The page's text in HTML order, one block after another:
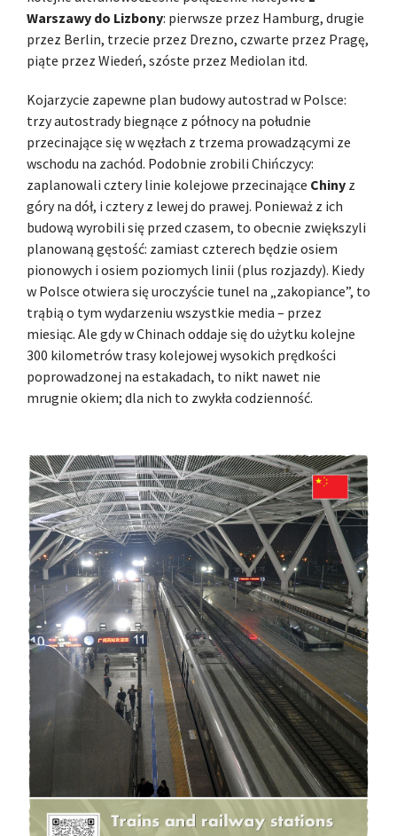
Warszawy do Lizbony: pierwsze przez Hamburg, drugie
przez Berlin, trzecie przez Drezno, czwarte przez Pragę,
piąte przez Wiedeń, szóste przez Mediolan itd.
Kojarzycie zapewne plan budowy autostrad w Polsce:
trzy autostrady biegnące z północy na południe
przecinające się w węzłach z trzema prowadzącymi ze
wschodu na zachód. Podobnie zrobili Chińczycy:
zaplanowali cztery linie kolejowe przecinające Chiny z
góry na dół, i cztery z lewej do prawej. Ponieważ z ich
budową wyrobili się przed czasem, to obecnie zwiększyli
planowaną gęstość: zamiast czterech będzie osiem
pionowych i osiem poziomych linii (plus rozjazdy). Kiedy
w Polsce otwiera się uroczyście tunel na „zakopiance”, to
trąbią o tym wydarzeniu wszystkie media – przez
miesiąc. Ale gdy w Chinach oddaje się do użytku kolejne
300 kilometrów trasy kolejowej wysokich prędkości
poprowadzonej na estakadach, to nikt nawet nie
mrugnie okiem; dla nich to zwykła codzienność.